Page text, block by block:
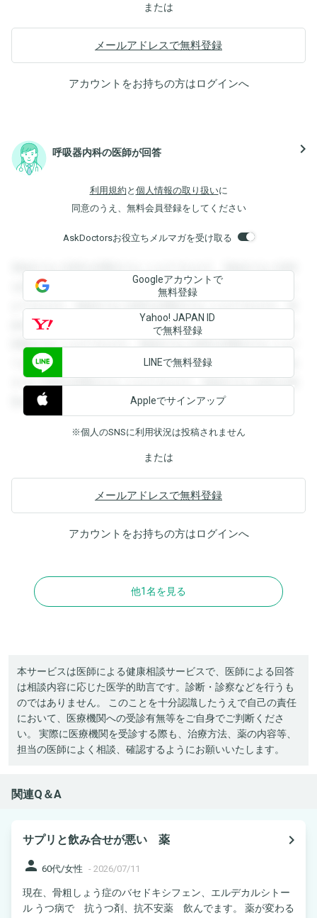
または
メールアドレスで無料登録
アカウントをお持ちの方はログインへ
呼吸器内科の医師が回答 navigate_next
利用規約 と 個人情報の取り扱いに
同意のうえ、無料会員登録をしてください
AskDoctorsお役立ちメルマガを受け取る
登録すると回答を閲覧することができます。登録すると回答
を閲覧することができます。登録すると回答を閲覧すること
ができます。登録すると回答を閲覧することができます。登
録すると回答を閲覧することができます。登録すると回答を
閲覧することができます。登録すると回答を閲覧することが
できます。登録すると回答を閲覧することができます。登録
すると回答を閲覧することができます。登録すると回答を閲
覧することができます。
Googleアカウントで
無料登録
Yahoo! JAPAN ID
で無料登録
LINEで無料登録
Appleでサインアップ
※個人のSNSに利用状況は投稿されません
または
メールアドレスで無料登録
アカウントをお持ちの方はログインへ
他1名を見る
本サービスは医師による健康相談サービスで、医師による回答
は相談内容に応じた医学的助言です。診断・診察などを行うも
のではありません。 このことを十分認識したうえで自己の責任
において、医療機関への受診有無等をご自身でご判断くださ
い。 実際に医療機関を受診する際も、治療方法、薬の内容等、
担当の医師によく相談、確認するようにお願いいたします。
関連Q＆A
サプリと飲み合せが悪い 薬
navigate_next
person 60代/女性 - 2026/07/11
現在、骨粗しょう症のバセドキシフェン、エルデカルシトー
ル うつ病で 抗うつ剤、抗不安薬 飲んでます。 薬が変わる